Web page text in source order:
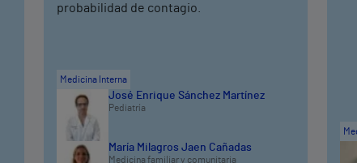
probabilidad de contagio.
Medicina Interna
José Enrique Sánchez Martínez
Pediatría
María Milagros Jaen Cañadas
Medicina familiar y comunitaria